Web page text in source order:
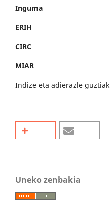
Inguma
ERIH
CIRC
MIAR
Indize eta adierazle guztiak
Uneko zenbakia